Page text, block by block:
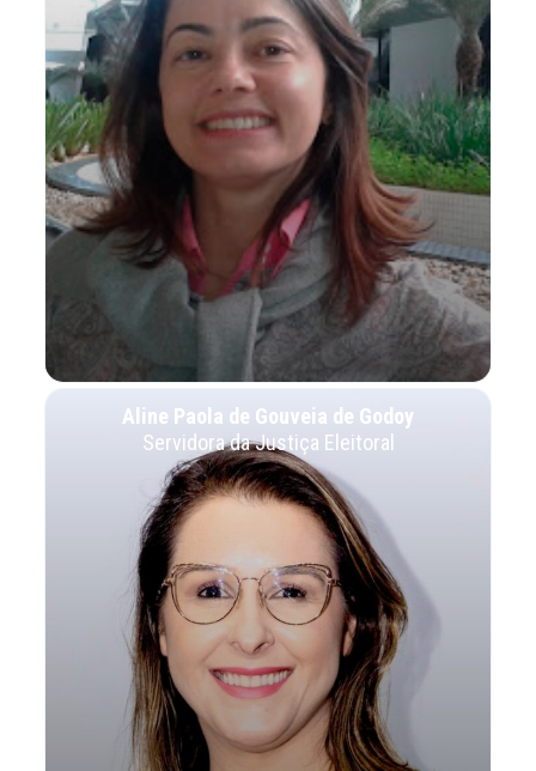
Aline Paola de Gouveia de Godoy
Servidora da Justiça Eleitoral